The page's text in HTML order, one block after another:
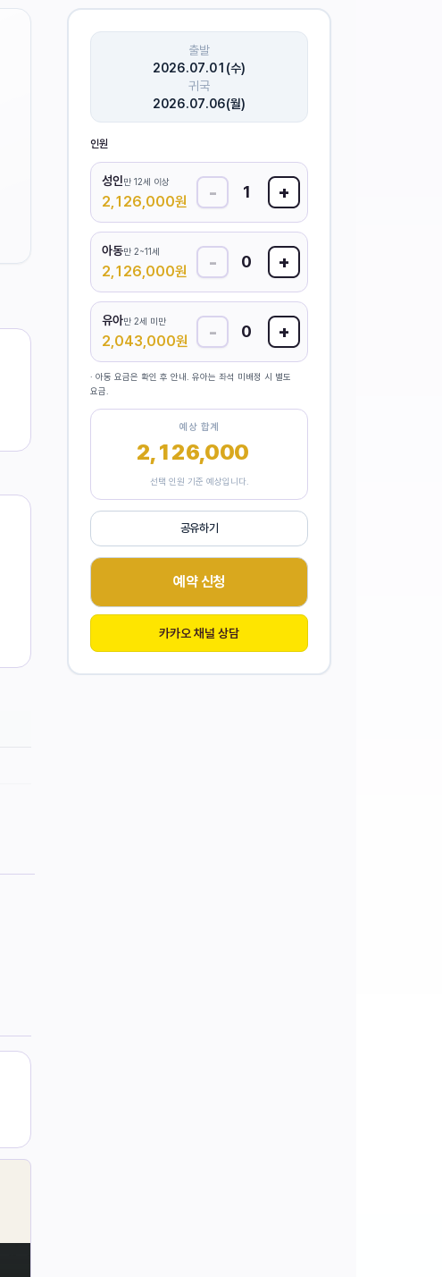
출발
2026.07.01(수)
귀국
2026.07.06(월)
인원
성인만 12세 이상
2,126,000원 - 1 +
아동만 2~11세
2,126,000원 - 0 +
유아만 2세 미만
2,043,000원 - 0 +
· 아동 요금은 확인 후 안내. 유아는 좌석 미배정 시 별도
요금.
예상 합계
2,126,000
선택 인원 기준 예상입니다.
공유하기
예약 신청
카카오 채널 상담